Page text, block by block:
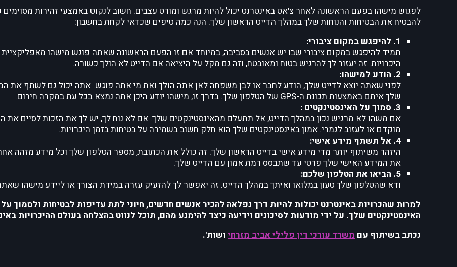
לפגוש מישהו בפעם הראשונה לאחר צ'אט באינטרנט יכול להיות מרגש ומורט עצבים. חשוב לנקוט באמצעי זהירות מסוימים
להבטיח את הבטיחות והנוחות שלך במהלך הדייט הראשון שלך. הנה כמה טיפים שכדאי לקחת בחשבון:
1. להיפגש במקום ציבורי:
תמיד להיפגש במקום ציבורי שבו יש אנשים בסביבה, במיוחד אם זו הפעם הראשונה שאתה פוגש מישהו מאפליקציית
היכרויות. זה יעזור לך להרגיש בטוח ומאובטח, וזה גם מקל על היציאה אם הדייט לא הולך כשורה.
2. הודע למישהו:
לפני שאתה יוצא לדייט שלך, הודע לחבר או לבן משפחה לאן אתה הולך ואת מי אתה פוגש. אתה יכול גם לשתף את
שלך איתם באמצעות תכונת ה-GPS של הטלפון שלך. בדרך זו, מישהו יודע היכן אתה נמצא בכל עת במקרה חירום.
3. סמוך על האינסטינקטים :
אם משהו לא מרגיש נכון במהלך הדייט, אל תתעלם מהאינסטינקטים שלך. אם לא נוח לך, יש לך את הזכות לסיים את
מוקדם או לעזוב לגמרי. אמון באינסטינקטים שלך הוא חלק חשוב בשמירה על בטיחות בזמן היכרויות.
4. אל תשתף מידע אישי:
היזהר משיתוף יותר מדי מידע אישי בדייט הראשון שלך. זה כולל את הכתובת, מספר הטלפון שלך וכל מידע מזהה
את המידע האישי שלך פרטי עד שתבסס רמת אמון עם הדייט שלך.
5. הביאו את הטלפון שלכם:
ודא שהטלפון שלך טעון במלואו ואיתך במהלך הדייט. זה יאפשר לך להזעיק עזרה במידת הצורך או ליידע מישהו
למרות שהכרויות באינטרנט יכולות להיות דרך נפלאה להכיר אנשים חדשים, חיוני לתת עדיפות לבטיחות ולסמוך על
האינסטינקטים שלך. על ידי מודעות לסיכונים וידיעה כיצד להימנע מהם, תוכל לנווט בהצלחה בעולם ההיכרויות
נכתב בשיתוף עם משרד עורכי דין פלילי אביב מזרחי ושות'.